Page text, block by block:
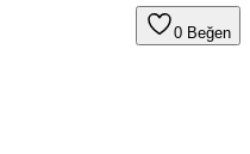
0 Beğen